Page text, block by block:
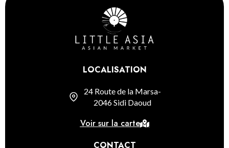
LOCALISATION
24 Route de la Marsa-
2046 Sidi Daoud
Voir sur la carte
CONTACT